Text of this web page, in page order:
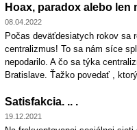
Hoax, paradox alebo len
08.04.2022
Počas deväťdesiatych rokov sa
centralizmus! To sa nám síce
nepodarilo. A čo sa týka
Bratislave. Ťažko povedať ,
Satisfakcia. .. .
19.12.2021